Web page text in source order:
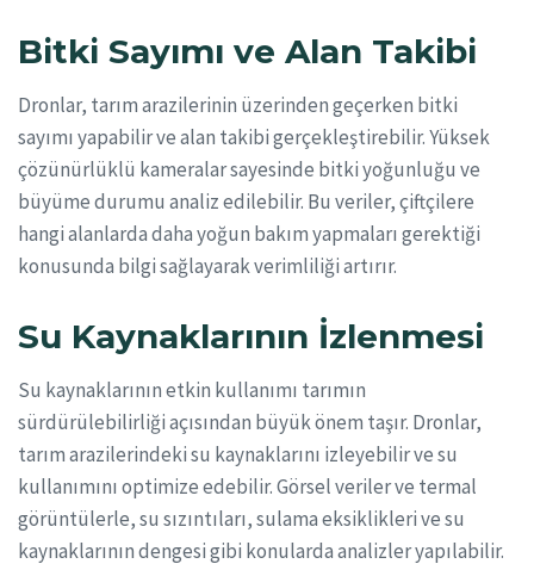
Bitki Sayımı ve Alan Takibi
Dronlar, tarım arazilerinin üzerinden geçerken bitki
sayımı yapabilir ve alan takibi gerçekleştirebilir. Yüksek
çözünürlüklü kameralar sayesinde bitki yoğunluğu ve
büyüme durumu analiz edilebilir. Bu veriler, çiftçilere
hangi alanlarda daha yoğun bakım yapmaları gerektiği
konusunda bilgi sağlayarak verimliliği artırır.
Su Kaynaklarının İzlenmesi
Su kaynaklarının etkin kullanımı tarımın
sürdürülebilirliği açısından büyük önem taşır. Dronlar,
tarım arazilerindeki su kaynaklarını izleyebilir ve su
kullanımını optimize edebilir. Görsel veriler ve termal
görüntülerle, su sızıntıları, sulama eksiklikleri ve su
kaynaklarının dengesi gibi konularda analizler yapılabilir.